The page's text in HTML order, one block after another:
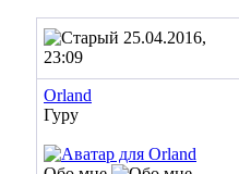
25.04.2016,
23:09
Orland
Гуру